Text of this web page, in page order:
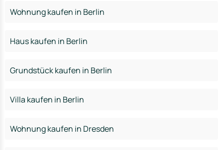
Wohnung kaufen in Berlin
Haus kaufen in Berlin
Grundstück kaufen in Berlin
Villa kaufen in Berlin
Wohnung kaufen in Dresden